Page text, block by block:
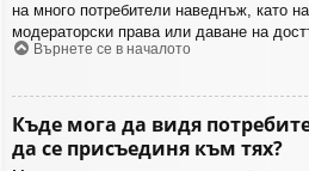
на много потребители наведнъж, като
модераторски права или даване на
Върнете се в началото
Къде мога да видя
да се присъединя към тях?